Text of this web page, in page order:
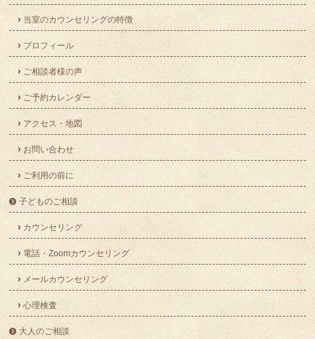
当室のカウンセリングの特徴
プロフィール
ご相談者様の声
ご予約カレンダー
アクセス・地図
お問い合わせ
ご利用の前に
子どものご相談
カウンセリング
電話・Zoomカウンセリング
メールカウンセリング
心理検査
大人のご相談